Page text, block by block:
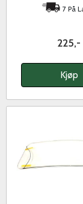
7 På
225,-
Kjøp